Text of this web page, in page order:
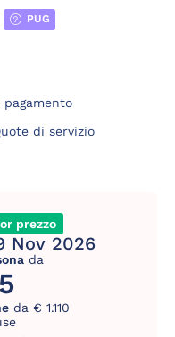
PUG
di servizio
prezzo
Nov 2026
da
da € 1.110